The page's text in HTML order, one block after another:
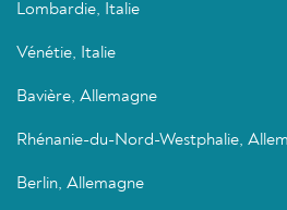
Lombardie, Italie
Vénétie, Italie
Bavière, Allemagne
Rhénanie-du-Nord-Westphalie,
Berlin, Allemagne